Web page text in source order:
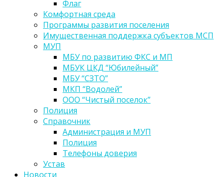
Флаг
Комфортная среда
Программы развития поселения
Имущественная поддержка субъектов МСП
МУП
МБУ по развитию ФКС и МП
МБУК ЦКД “Юбилейный”
МБУ “СЗТО”
МКП “Водолей”
ООО “Чистый поселок”
Полиция
Справочник
Администрация и МУП
Полиция
Телефоны доверия
Устав
Новости